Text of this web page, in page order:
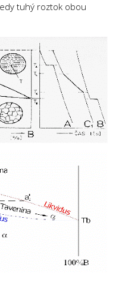
tuhý roztok obou